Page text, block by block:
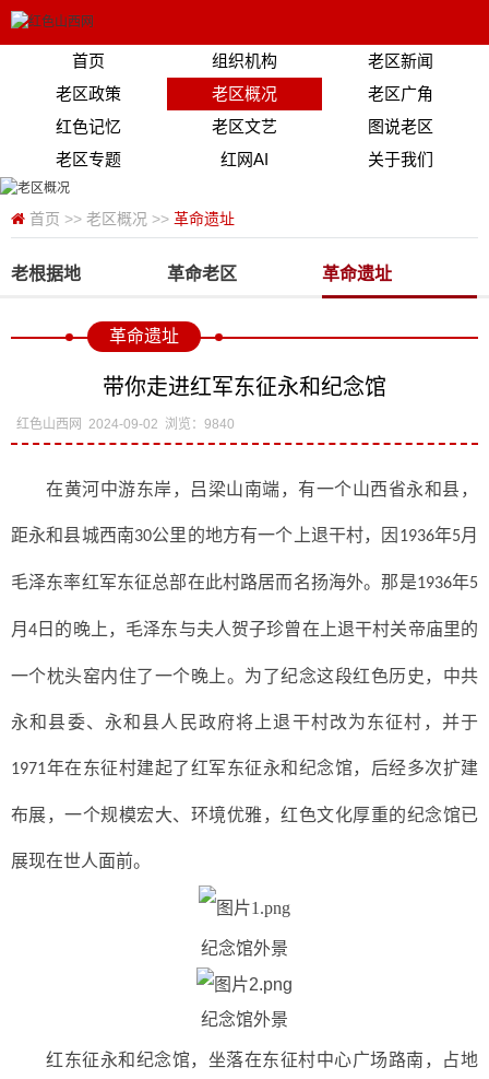
首页 组织机构
老区新闻
老区政策
老区概况
老区广角
红色记忆
老区文艺
图说老区
老区专题
红网AI 关于我们
首页 >> 老区概况 >> 革命遗址
老根据地 革命老区 革命遗址
革命遗址
带你走进红军东征永和纪念馆
红色山西网 2024-09-02 浏览：9840
在黄河中游东岸，吕梁山南端，有一个山西省永和县，
距永和县城西南30公里的地方有一个上退干村，因 1936年5月
毛泽东率红军东征总部在此村路居而名扬海外。那是1936年5
月4 日的晚上，毛泽东与夫人贺子珍曾在上退干村关帝庙里的
一个枕头窑内住了一个晚上。为了纪念这段红色历史，中共
永和县委、永和县人民政府将上退干村改为东征村，并于
1971年在东征村建起了红军东征永和纪念馆，后经多次扩建
布展，一个规模宏大、环境优雅，红色文化厚重的纪念馆已
展现在世人面前。
纪念馆外景
纪念馆外景
红东征永和纪念馆，坐落在东征村中心广场路南，占地